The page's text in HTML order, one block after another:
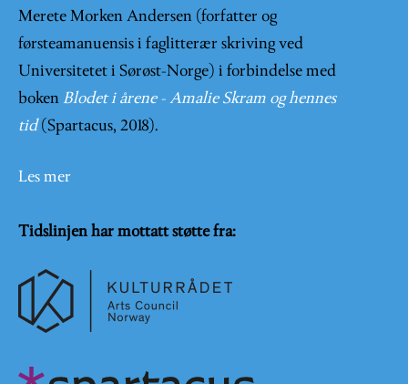
Merete Morken Andersen (forfatter og
førsteamanuensis i faglitterær skriving ved
Universitetet i Sørøst-Norge) i forbindelse med
boken Blodet i årene - Amalie Skram og hennes
tid (Spartacus, 2018).
Les mer
Tidslinjen har mottatt støtte fra: